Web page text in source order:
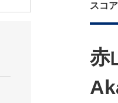
スコ
赤